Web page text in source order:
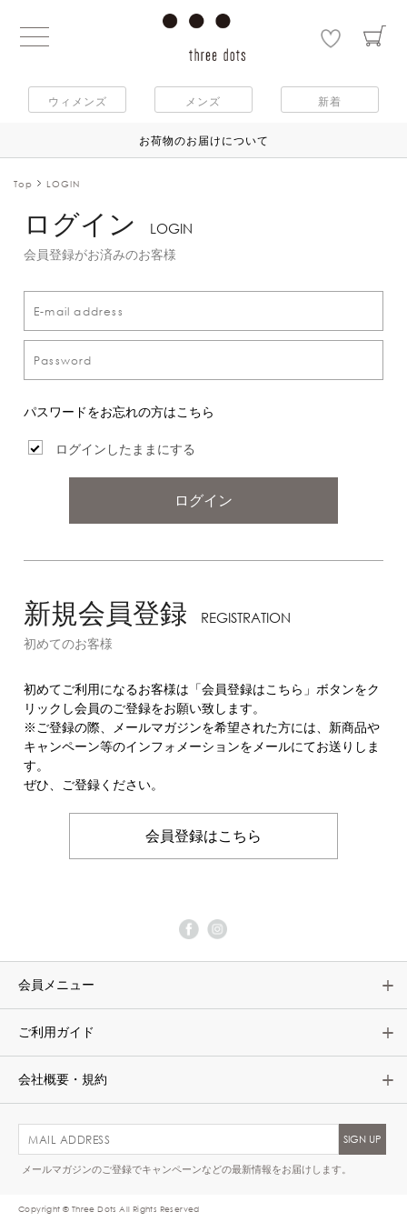
ウィメンズ メンズ 新着
お荷物のお届けについて
Top LOGIN
ログイン LOGIN
会員登録がお済みのお客様
パスワードをお忘れの方はこちら
ログインしたままにする
ログイン
新規会員登録 REGISTRATION
初めてのお客様
初めてご利用になるお客様は「会員登録はこちら」ボタンをク
リックし会員のご登録をお願い致します。
※ご登録の際、メールマガジンを希望された方には、新商品や
キャンペーン等のインフォメーションをメールにてお送りしま
す。
ぜひ、ご登録ください。
会員登録はこちら
会員メニュー
ご利用ガイド
会社概要・規約
メールマガジンのご登録でキャンペーンなどの最新情報をお届けします。
Copyright © Three Dots All Rights Reserved